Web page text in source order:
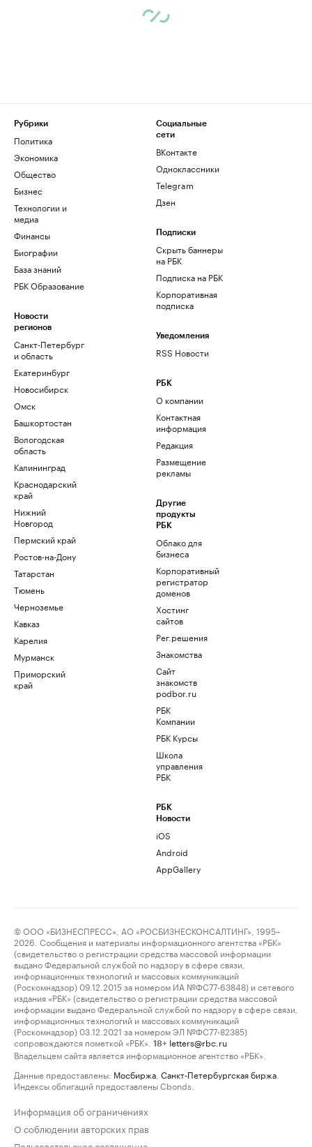
Рубрики
Политика
Экономика
Общество
Бизнес
Технологии и
медиа
Финансы
Биографии
База знаний
РБК Образование
Новости
регионов
Санкт-Петербург
и область
Екатеринбург
Новосибирск
Омск
Башкортостан
Вологодская
область
Калининград
Краснодарский
край
Нижний
Новгород
Пермский край
Ростов-на-Дону
Татарстан
Тюмень
Черноземье
Кавказ
Карелия
Мурманск
Приморский
край
Социальные
сети
ВКонтакте
Одноклассники
Telegram
Дзен
Подписки
Скрыть баннеры
на РБК
Подписка на РБК
Корпоративная
подписка
Уведомления
RSS Новости
РБК
О компании
Контактная
информация
Редакция
Размещение
рекламы
Другие
продукты
РБК
Облако для
бизнеса
Корпоративный
регистратор
доменов
Хостинг
сайтов
Рег.решения
Знакомства
Сайт
знакомств
podbor.ru
РБК
Компании
РБК Курсы
Школа
управления
РБК
РБК
Новости
iOS
Android
AppGallery
© ООО «БИЗНЕСПРЕСС», АО «РОСБИЗНЕСКОНСАЛТИНГ», 1995–
2026. Сообщения и материалы информационного агентства «РБК»
(свидетельство о регистрации средства массовой информации
выдано Федеральной службой по надзору в сфере связи,
информационных технологий и массовых коммуникаций
(Роскомнадзор) 09.12.2015 за номером ИА №ФС77-63848) и сетевого
издания «РБК» (свидетельство о регистрации средства массовой
информации выдано Федеральной службой по надзору в сфере связи,
информационных технологий и массовых коммуникаций
(Роскомнадзор) 03.12.2021 за номером ЭЛ №ФС77-82385)
сопровождаются пометкой «РБК».
18+ letters@rbc.ru
Владельцем сайта является информационное агентство «РБК».
Данные предоставлены: Мосбиржа Санкт-Петербургская биржа
Индексы облигаций предоставлены Cbonds.
Информация об ограничениях
О соблюдении авторских прав